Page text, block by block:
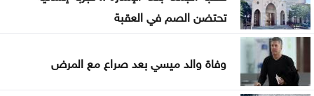
وإربد–جرش
منذ بداية العام .. إغلاق 12 محطة محروقات وضبط
مخالفات بنزين
تحتضن الصم في العقبة
وفاة والد ميسي بعد صراع مع المرض